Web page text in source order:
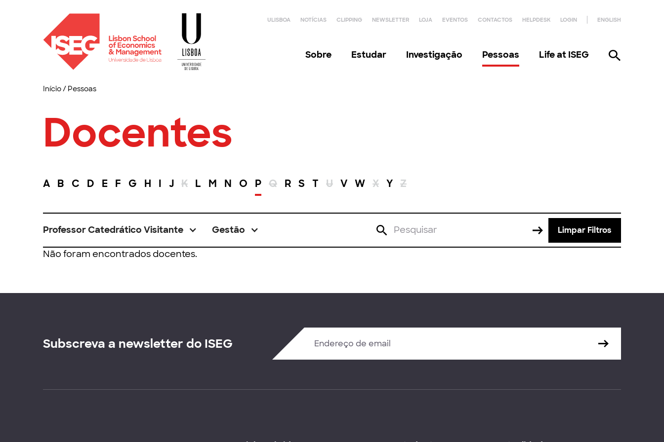
ULISBOA NOTÍCIAS CLIPPING NEWSLETTER LOJA EVENTOS CONTACTOS HELPDESK LOGIN ENGLISH
Sobre Estudar Investigação Pessoas Life at ISEG
Início/ Pessoas
Docentes
A B C D E F G H I J K L M N O P Q R S T U V W X Y Z
Professor Catedrático Visitante Gestão Limpar Filtros
Não foram encontrados docentes.
Subscreva a newsletter do ISEG